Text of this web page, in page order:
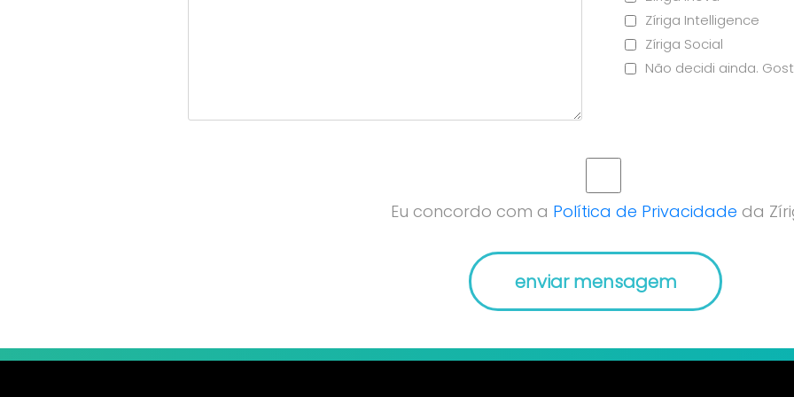
Zíriga Intelligence
Zíriga Social
Não decidi ainda.
Eu concordo com a Política de Privacidade da